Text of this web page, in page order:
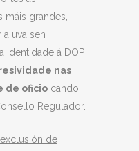
grandes,
uva sen
identidade á DOP
nas
de oficio cando
Regulador.
de